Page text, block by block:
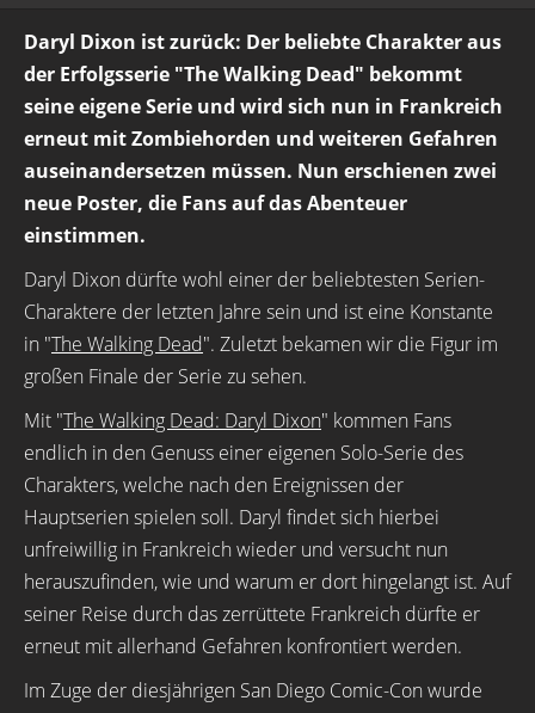
Daryl Dixon ist zurück: Der beliebte Charakter aus
der Erfolgsserie "The Walking Dead" bekommt
seine eigene Serie und wird sich nun in Frankreich
erneut mit Zombiehorden und weiteren Gefahren
auseinandersetzen müssen. Nun erschienen zwei
neue Poster, die Fans auf das Abenteuer
einstimmen.
Daryl Dixon dürfte wohl einer der beliebtesten Serien-
Charaktere der letzten Jahre sein und ist eine Konstante
in "The Walking Dead". Zuletzt bekamen wir die Figur im
großen Finale der Serie zu sehen.
Mit "The Walking Dead: Daryl Dixon" kommen Fans
endlich in den Genuss einer eigenen Solo-Serie des
Charakters, welche nach den Ereignissen der
Hauptserien spielen soll. Daryl findet sich hierbei
unfreiwillig in Frankreich wieder und versucht nun
herauszufinden, wie und warum er dort hingelangt ist. Auf
seiner Reise durch das zerrüttete Frankreich dürfte er
erneut mit allerhand Gefahren konfrontiert werden.
Im Zuge der diesjährigen San Diego Comic-Con wurde